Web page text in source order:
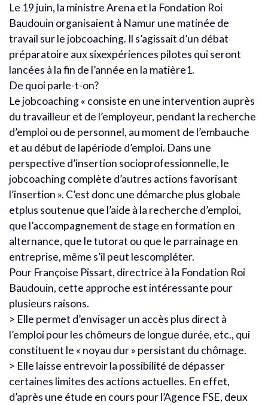
Le 19 juin, la ministre Arena et la Fondation Roi
Baudouin organisaient à Namur une matinée de
travail sur le jobcoaching. Il s’agissait d’un débat
préparatoire aux sixexpériences pilotes qui seront
lancées à la fin de l’année en la matière1.
De quoi parle-t-on?
Le jobcoaching « consiste en une intervention auprès
du travailleur et de l’employeur, pendant la recherche
d’emploi ou de personnel, au moment de l’embauche
et au début de lapériode d’emploi. Dans une
perspective d’insertion socioprofessionnelle, le
jobcoaching complète d’autres actions favorisant
l’insertion ». C’est donc une démarche plus globale
etplus soutenue que l’aide à la recherche d’emploi,
que l’accompagnement de stage en formation en
alternance, que le tutorat ou que le parrainage en
entreprise, même s’il peut lescompléter.
Pour Françoise Pissart, directrice à la Fondation Roi
Baudouin, cette approche est intéressante pour
plusieurs raisons.
> Elle permet d’envisager un accès plus direct à
l’emploi pour les chômeurs de longue durée, etc., qui
constituent le « noyau dur » persistant du chômage.
> Elle laisse entrevoir la possibilité de dépasser
certaines limites des actions actuelles. En effet,
d’après une étude en cours pour l’Agence FSE, deux